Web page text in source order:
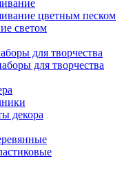
цветным песком
светом
для творчества
для творчества
декора